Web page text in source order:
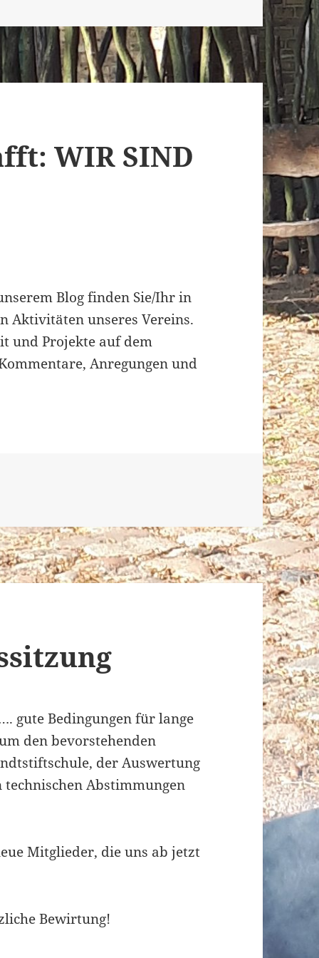
WIR SIND
Blog finden Sie/Ihr in
Aktivitäten unseres Vereins.
und Projekte auf dem
Anregungen und
gute Bedingungen für lange
den bevorstehenden
der Auswertung
Abstimmungen
Mitglieder, die uns ab jetzt
Bewirtung!